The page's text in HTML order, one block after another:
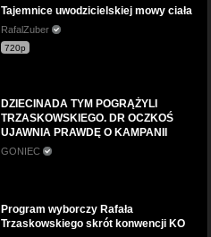
Tajemnice uwodzicielskiej mowy ciała
RafalZuber
720p
DZIECINADA TYM POGRĄŻYLI
TRZASKOWSKIEGO. DR OCZKOŚ
UJAWNIA PRAWDĘ O KAMPANII
GONIEC
Program wyborczy Rafała
Trzaskowskiego skrót konwencji KO